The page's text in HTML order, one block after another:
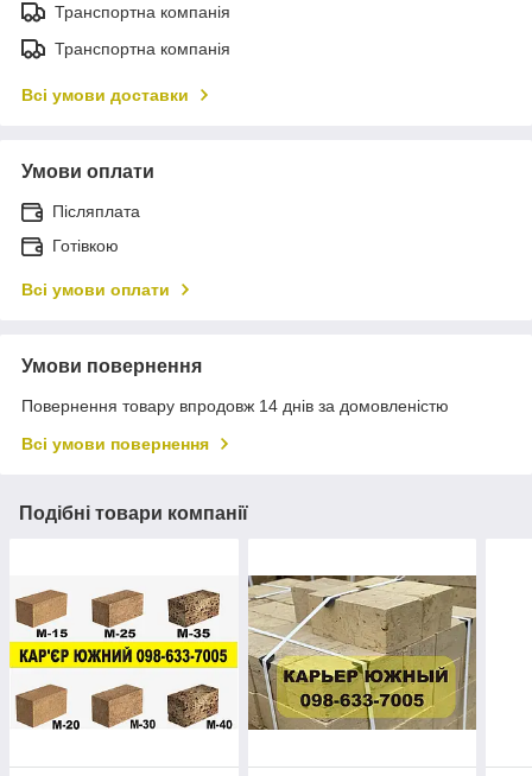
Транспортна компанія
Транспортна компанія
Всі умови доставки
Умови оплати
Післяплата
Готівкою
Всі умови оплати
Умови повернення
Повернення товару впродовж 14 днів за домовленістю
Всі умови повернення
Подібні товари компанії